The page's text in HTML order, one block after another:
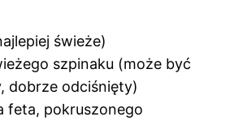
świeże)
szpinaku (może być
dobrze odciśnięty)
feta, pokruszonego